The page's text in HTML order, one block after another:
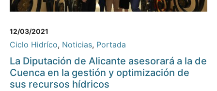
12/03/2021
Ciclo Hidríco, Noticias, Portada
La Diputación de Alicante asesorará a la de
Cuenca en la gestión y optimización de
sus recursos hídricos